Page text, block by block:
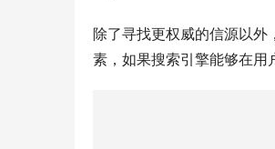
除了寻找更权威的信源以外
素，如果搜索引擎能够在用